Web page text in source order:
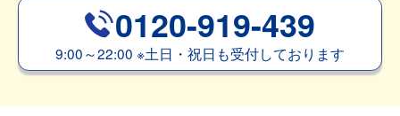
0120-919-439
9:00～22:00 ※土日・祝日も受付しております